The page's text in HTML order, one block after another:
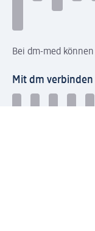
Bei dm-med
Mit dm verbinden